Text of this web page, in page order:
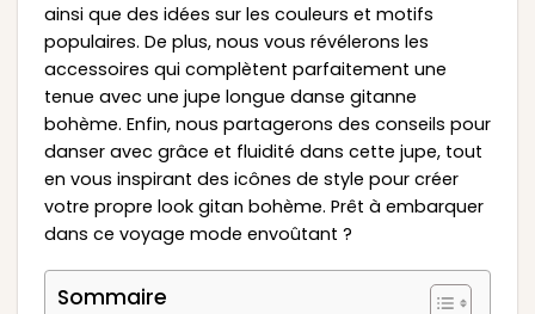
ainsi que des idées sur les couleurs et motifs
populaires. De plus, nous vous révélerons les
accessoires qui complètent parfaitement une
tenue avec une jupe longue danse gitanne
bohème. Enfin, nous partagerons des conseils pour
danser avec grâce et fluidité dans cette jupe, tout
en vous inspirant des icônes de style pour créer
votre propre look gitan bohème. Prêt à embarquer
dans ce voyage mode envoûtant ?
Sommaire